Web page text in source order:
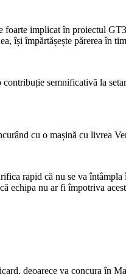
foarte implicat în proiectul
își împărtășește părerea în
semnificativă la
cu o mașină cu livrea
rapid că nu se va
echipa nu ar fi împotriva
deoarece va concura în